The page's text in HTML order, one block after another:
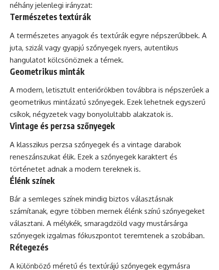
néhány jelenlegi irányzat:
Természetes textúrák
A természetes anyagok és textúrák egyre népszerűbbek. A
juta, szizál vagy gyapjú szőnyegek nyers, autentikus
hangulatot kölcsönöznek a térnek.
Geometrikus minták
A modern, letisztult enteriőrökben továbbra is népszerűek a
geometrikus mintázatú szőnyegek. Ezek lehetnek egyszerű
csíkok, négyzetek vagy bonyolultabb alakzatok is.
Vintage és perzsa szőnyegek
A klasszikus perzsa szőnyegek és a vintage darabok
reneszánszukat élik. Ezek a szőnyegek karaktert és
történetet adnak a modern tereknek is.
Élénk színek
Bár a semleges színek mindig biztos választásnak
számítanak, egyre többen mernek élénk színű szőnyegeket
választani. A mélykék, smaragdzöld vagy mustársárga
szőnyegek izgalmas fókuszpontot teremtenek a szobában.
Rétegezés
A különböző méretű és textúrájú szőnyegek egymásra